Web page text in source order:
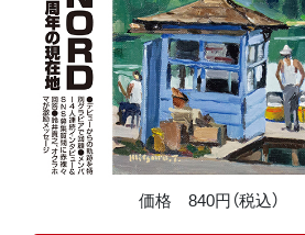
価格 840円（税込）